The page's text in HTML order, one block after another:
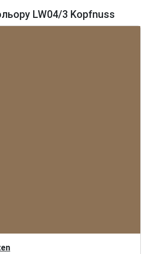
LW04/3 Kopfnuss